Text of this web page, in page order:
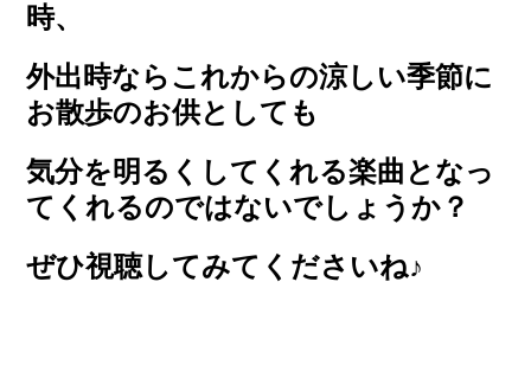
時、
外出時ならこれからの涼しい季節に
お散歩のお供としても
気分を明るくしてくれる楽曲となっ
てくれるのではないでしょうか？
ぜひ視聴してみてくださいね♪